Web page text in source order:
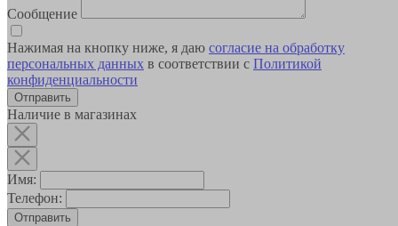
Сообщение
Нажимая на кнопку ниже, я даю согласие на обработку
персональных данных в соответствии с Политикой
конфиденциальности
Наличие в магазинах
Имя:
Телефон:
Отправить